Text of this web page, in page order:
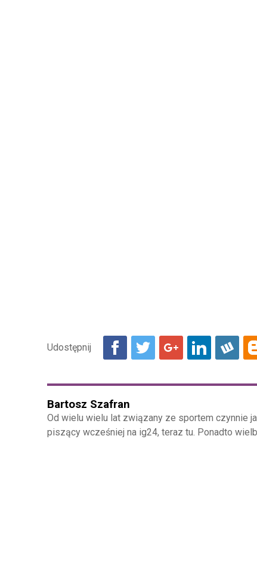
Bartosz Szafran
Od wielu wielu lat związany ze sportem czynnie
piszący wcześniej na ig24, teraz tu. Ponadto